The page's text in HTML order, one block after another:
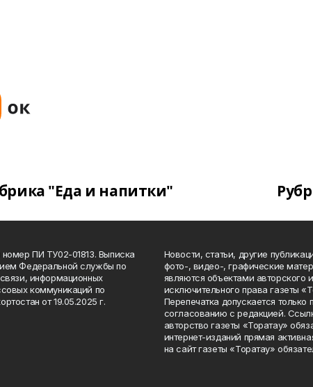
"Еда и напитки"
номер ПИ ТУ02-01813. Выписка
Федеральной службы по
информационных
коммуникаций по
от 19.05.2025 г.
Новости, статьи, другие
фото-, видео-, графические
являются объектами авторского и
исключительного права газеты
Перепечатка допускается только
согласованию с редакцией.
авторство газеты «Торатау»
интернет-изданий прямая
на сайт газеты «Торатау»